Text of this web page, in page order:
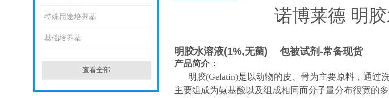
特殊用途培养基
基础培养基
查看全部
诺博莱德 明
明胶水溶液(1%,无菌) 包被试剂-常备现货
产品简介：
明胶(Gelatin)是以动物的皮、骨为主要原料，通过
主要组成为氨基酸以及组成相同而分子量分布很宽的